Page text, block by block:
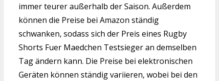
immer teurer außerhalb der Saison. Außerdem
können die Preise bei Amazon ständig
schwanken, sodass sich der Preis eines Rugby
Shorts Fuer Maedchen Testsieger an demselben
Tag ändern kann. Die Preise bei elektronischen
Geräten können ständig variieren, wobei bei den